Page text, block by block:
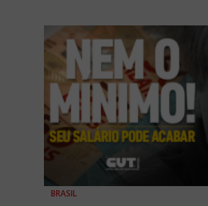
BRASIL